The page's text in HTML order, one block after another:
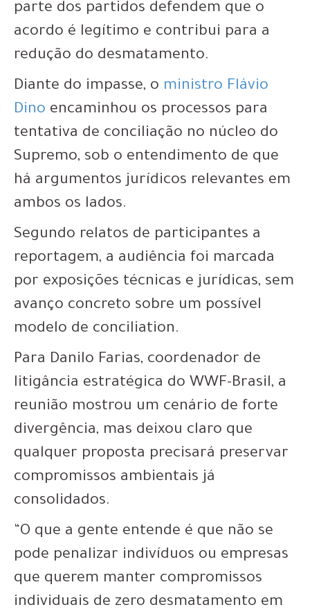
parte dos partidos defendem que o
acordo é legítimo e contribui para a
redução do desmatamento.
Diante do impasse, o ministro Flávio
Dino encaminhou os processos para
tentativa de conciliação no núcleo do
Supremo, sob o entendimento de que
há argumentos jurídicos relevantes em
ambos os lados.
Segundo relatos de participantes a
reportagem, a audiência foi marcada
por exposições técnicas e jurídicas, sem
avanço concreto sobre um possível
modelo de conciliation.
Para Danilo Farias, coordenador de
litigância estratégica do WWF-Brasil, a
reunião mostrou um cenário de forte
divergência, mas deixou claro que
qualquer proposta precisará preservar
compromissos ambientais já
consolidados.
“O que a gente entende é que não se
pode penalizar indivíduos ou empresas
que querem manter compromissos
individuais de zero desmatamento em